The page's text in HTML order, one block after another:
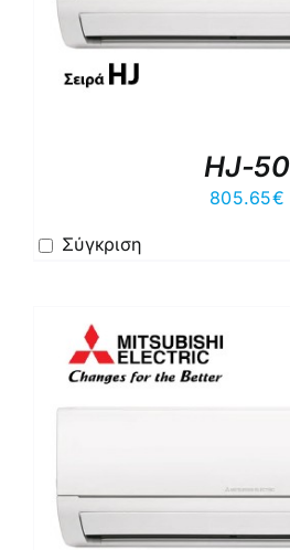
HJ-50
805.65€
Σύγκριση